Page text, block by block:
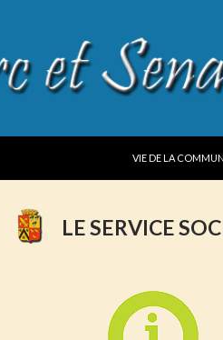
VIE DE LA
LE SERVICE